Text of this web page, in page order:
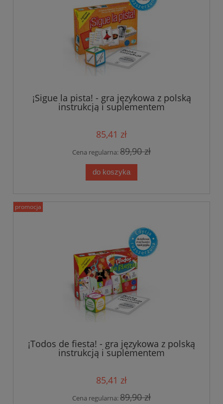
¡Sigue la pista! - gra językowa z polską
instrukcją i suplementem
85,41 zł
Cena regularna:89,90 zł
do koszyka
¡Todos de fiesta! - gra językowa z polską
instrukcją i suplementem
85,41 zł
Cena regularna:89,90 zł
promocja